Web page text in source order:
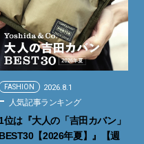
FASHION 2026.8.1
人気記事ランキング
1位は『大人の「吉田カバン」
BEST30【2026年夏】』【週